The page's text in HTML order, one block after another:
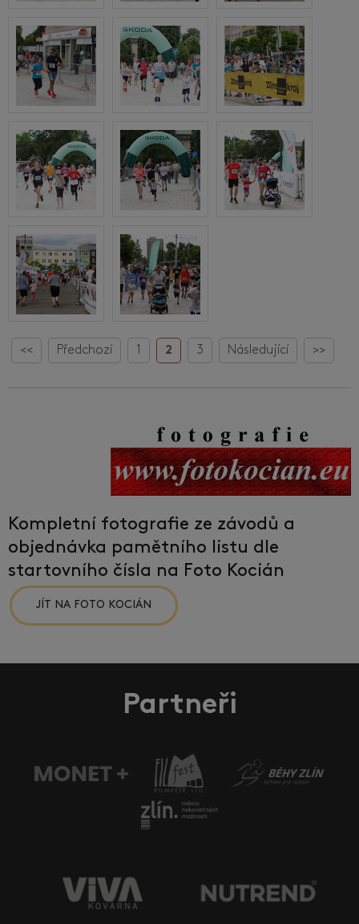
<< Předchozí 1 2 3 Následující >>
Kompletní fotografie ze závodů a
objednávka pamětního listu dle
startovního čísla na Foto Kocián
JÍT NA FOTO KOCIÁN
Partneři